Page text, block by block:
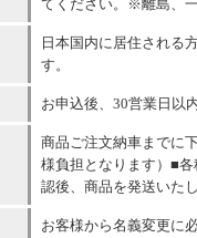
てください。※離島、
日本国内に居住される
す。
お申込後、30営業日以
商品ご注文納車までに
様負担となります）■
認後、商品を発送いた
お客様から名義変更に